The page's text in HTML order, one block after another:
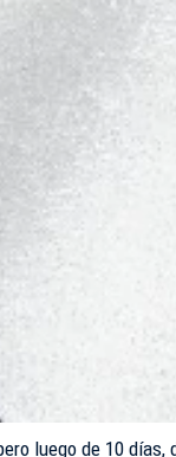
luego de 10